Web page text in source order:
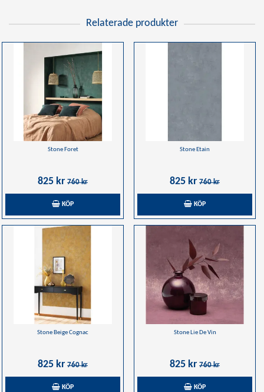
Relaterade produkter
Stone Foret
825 kr 760 kr
KÖP
Stone Etain
825 kr 760 kr
KÖP
Stone Beige Cognac
825 kr 760 kr
KÖP
Stone Lie De Vin
825 kr 760 kr
KÖP